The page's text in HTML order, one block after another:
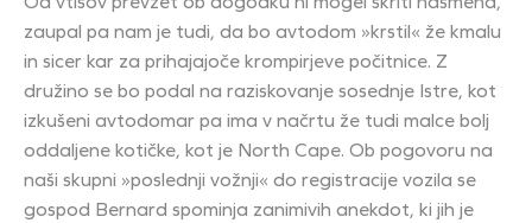
zaupal pa nam je tudi, da bo avtodom »krstil« že kmalu
in sicer kar za prihajajoče krompirjeve počitnice. Z
družino se bo podal na raziskovanje sosednje Istre, kot
izkušeni avtodomar pa ima v načrtu že tudi malce bolj
oddaljene kotičke, kot je North Cape. Ob pogovoru na
naši skupni »poslednji vožnji« do registracije vozila se
gospod Bernard spominja zanimivih anekdot, ki jih je